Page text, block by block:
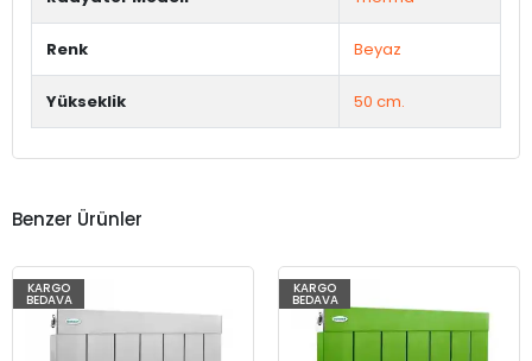
Renk Beyaz
Yükseklik 50 cm.
Benzer Ürünler
KARGO
BEDAVA
KARGO
BEDAVA